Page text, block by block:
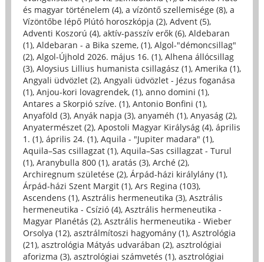
és magyar történelem (4), a vízöntő szellemisége (8), a
Vízöntőbe lépő Plútó horoszkópja (2), Advent (5),
Adventi Koszorú (4), aktív-passzív erők (6), Aldebaran
(1), Aldebaran - a Bika szeme, (1), Algol-"démoncsillag"
(2), Algol-Újhold 2026. május 16. (1), Alhena állócsillag
(3), Aloysius Lillius humanista csillagász (1), Amerika (1),
Angyali üdvözlet (2), Angyali üdvözlet - Jézus foganása
(1), Anjou-kori lovagrendek, (1), anno domini (1),
Antares a Skorpió szíve. (1), Antonio Bonfini (1),
Anyaföld (3), Anyák napja (3), anyaméh (1), Anyaság (2),
Anyatermészet (2), Apostoli Magyar Királyság (4), április
1. (1), április 24. (1), Aquila - "Jupiter madara" (1),
Aquila–Sas csillagzat (1), Aquila–Sas csillagzat - Turul
(1), Aranybulla 800 (1), aratás (3), Arché (2),
Archiregnum születése (2), Árpád-házi királylány (1),
Árpád-házi Szent Margit (1), Ars Regina (103),
Ascendens (1), Asztrális hermeneutika (3), Asztrális
hermeneutika - Csízió (4), Asztrális hermeneutika -
Magyar Planétás (2), Asztrális hermeneutika - Wieber
Orsolya (12), asztrálmítoszi hagyomány (1), Asztrológia
(21), asztrológia Mátyás udvarában (2), asztrológiai
aforizma (3), asztrológiai számvetés (1), asztrológiai